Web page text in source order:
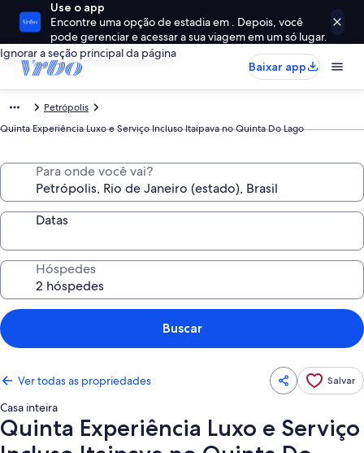
Use o app
Encontre uma opção de estadia em . Depois, você
pode gerenciar e acessar a sua viagem em um só lugar.
Ignorar a seção principal da página
Baixar app
Petrópolis
Quinta Experiência Luxo e Serviço Incluso Itaipava no Quinta Do Lago
Para onde você vai?
Datas
Hóspedes
Buscar
Ver todas as propriedades Salvar
Casa inteira
Quinta Experiência Luxo e Serviço